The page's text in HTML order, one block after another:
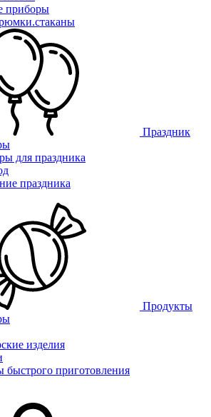
приборы
Праздник
для праздника
праздника
Продукты
изделия
быстрого приготовления